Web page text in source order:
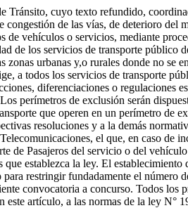
cuyo texto refundido,
de las vías, de deterioro del
de vehículos o servicios, mediante
de los servicios de transporte público
urbanas y,o rurales donde no se
a todos los servicios de transporte
diferenciaciones o regulaciones
perímetros de exclusión serán
que operen en un perímetro de
resoluciones y a la demás
el que, en caso de
de Pasajeros del servicio o del
establezca la ley. El
restringir fundadamente el número
convocatoria a concurso. Todos los
artículo, a las normas de la ley N°